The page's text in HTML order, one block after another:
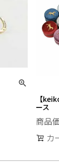
【
ース
商品
カ